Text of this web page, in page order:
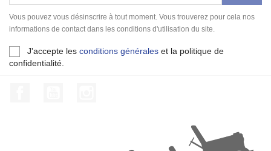
Vous pouvez vous désinscrire à tout moment. Vous trouverez pour cela nos
informations de contact dans les conditions d'utilisation du site.
J'accepte les conditions générales et la politique de
confidentialité.